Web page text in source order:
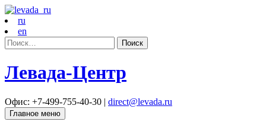
ru
en
Найти:
Левада-Центр
Офис: +7-499-755-40-30 | direct@levada.ru
Главное меню